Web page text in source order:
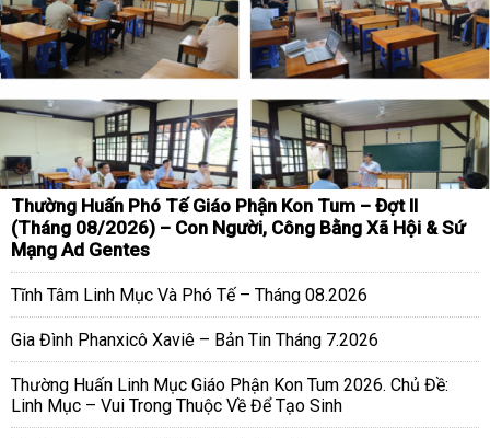
Thường Huấn Phó Tế Giáo Phận Kon Tum – Đợt II
(Tháng 08/2026) – Con Người, Công Bằng Xã Hội & Sứ
Mạng Ad Gentes
Tĩnh Tâm Linh Mục Và Phó Tế – Tháng 08.2026
Gia Đình Phanxicô Xaviê – Bản Tin Tháng 7.2026
Thường Huấn Linh Mục Giáo Phận Kon Tum 2026. Chủ Đề:
Linh Mục – Vui Trong Thuộc Về Để Tạo Sinh